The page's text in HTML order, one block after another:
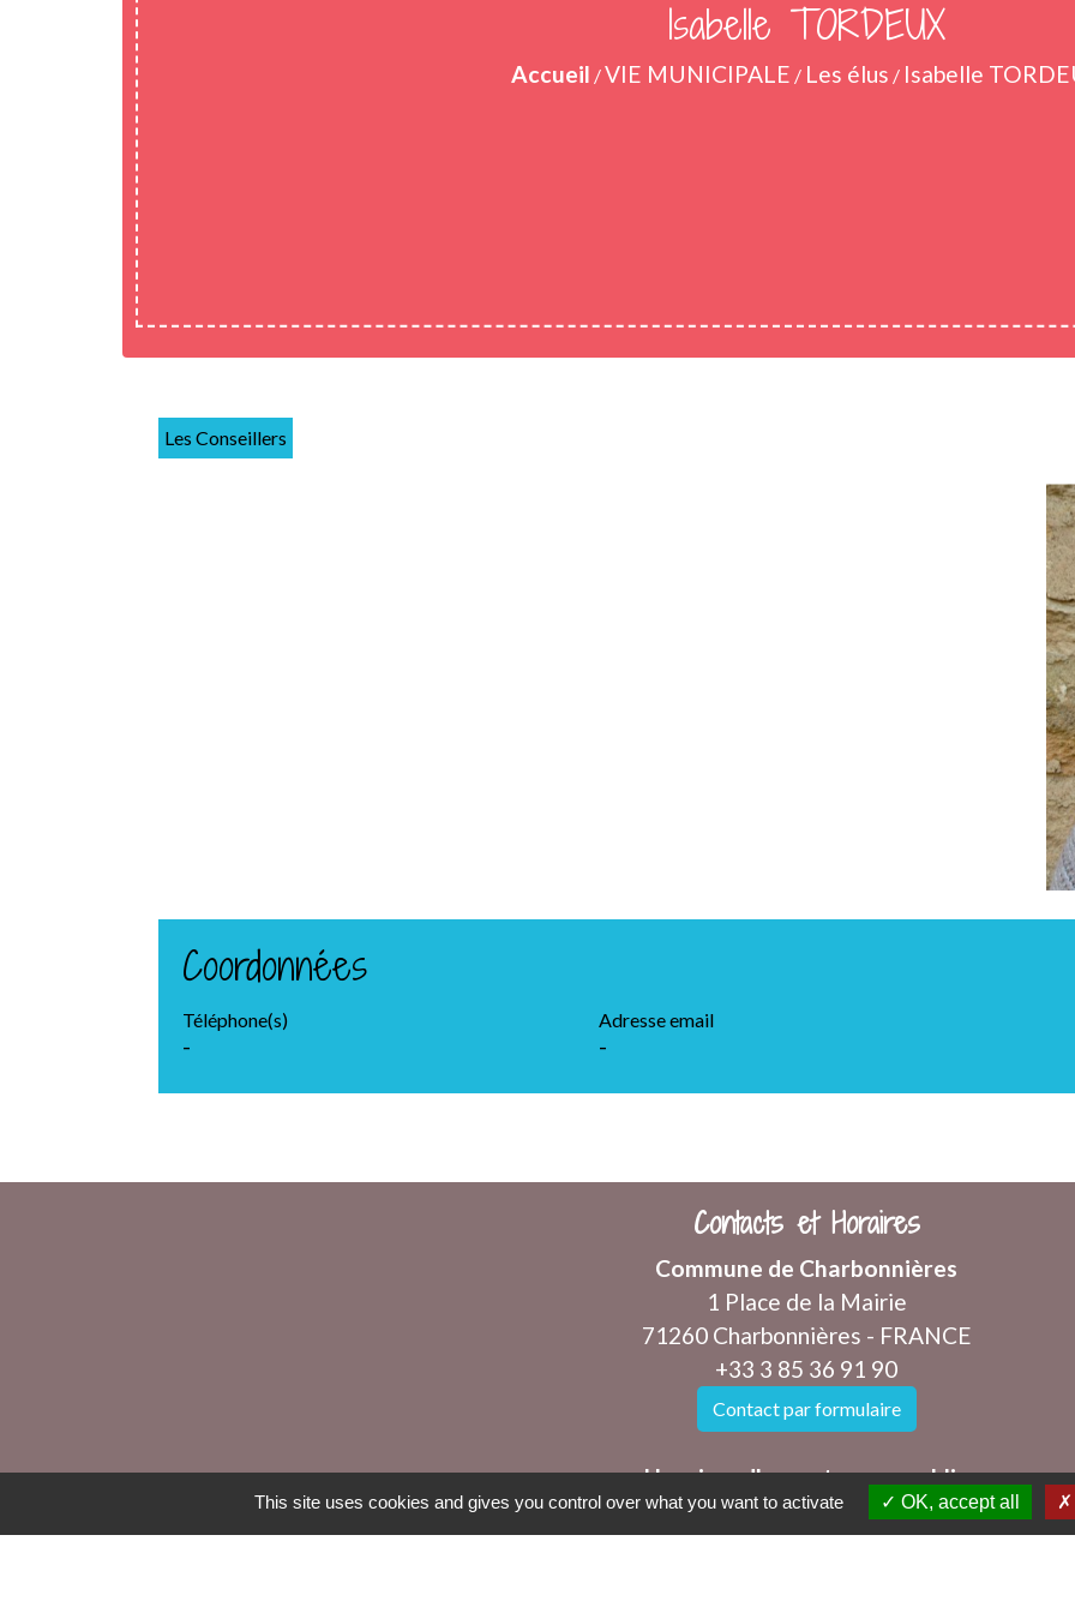
Isabelle TORDEUX
Accueil /VIE MUNICIPALE / Les élus / Isabelle
Les Conseillers
Coordonnées
Téléphone(s)
-
Adresse email
-
Contacts et Horaires
Commune de Charbonnières
1 Place de la Mairie
71260 Charbonnières - FRANCE
+33 3 85 36 91 90
Contact par formulaire
Horaires d'ouverture au public
Les mercredis et vendredis de 8h à 12h
mairie@charbonnieres71.fr
This site uses cookies and gives you control over what you want to activate OK, accept all